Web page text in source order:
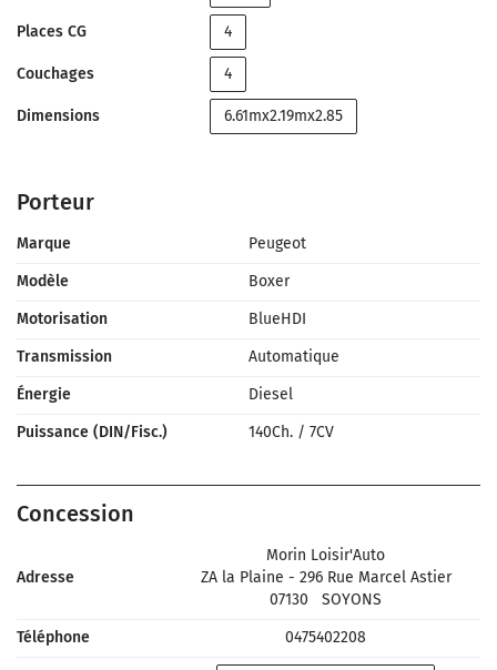
Places CG 4
Couchages 4
Dimensions 6.61mx2.19mx2.85
Porteur
Marque
Peugeot
Modèle
Boxer
Motorisation
BlueHDI
Transmission
Automatique
Énergie
Diesel
Puissance (DIN/Fisc.)
140Ch. / 7CV
Concession
Adresse
Morin Loisir'Auto
ZA la Plaine - 296 Rue Marcel Astier
07130
SOYONS
Téléphone
0475402208